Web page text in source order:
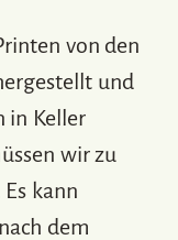
von den
und
in Keller
wir zu
kann
dem